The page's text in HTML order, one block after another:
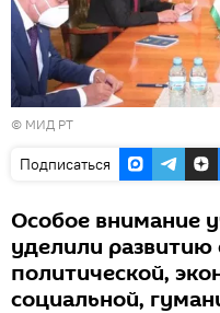
© МИД РТ
Подписаться
Особое внимание
уделили развитию
политической,
социальной,